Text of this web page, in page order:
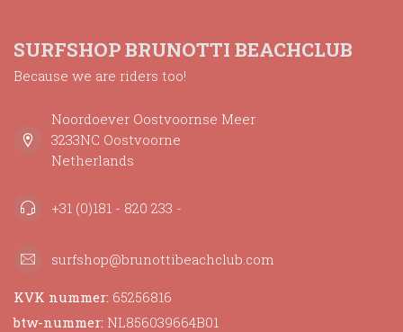
SURFSHOP BRUNOTTI BEACHCLUB
Because we are riders too!
Noordoever Oostvoornse Meer
3233NC Oostvoorne
Netherlands
+31 (0)181 - 820 233 -
surfshop@brunottibeachclub.com
KVK nummer: 65256816
btw-nummer: NL856039664B01